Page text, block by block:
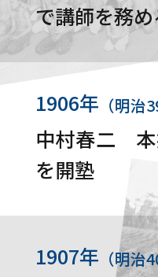
で講師を務
1906年 （明治
中村春二 本
を開塾
1907年 （明治